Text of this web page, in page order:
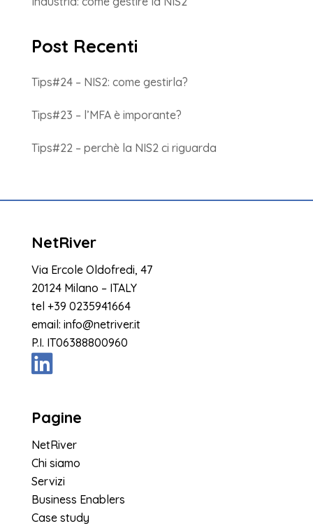
Post Recenti
Tips#24 – NIS2: come gestirla?
Tips#23 – l’MFA è imporante?
Tips#22 – perchè la NIS2 ci riguarda
NetRiver
Via Ercole Oldofredi, 47
20124 Milano – ITALY
tel +39 0235941664
email: info@netriver.it
P.I. IT06388800960
Pagine
NetRiver
Chi siamo
Servizi
Business Enablers
Case study